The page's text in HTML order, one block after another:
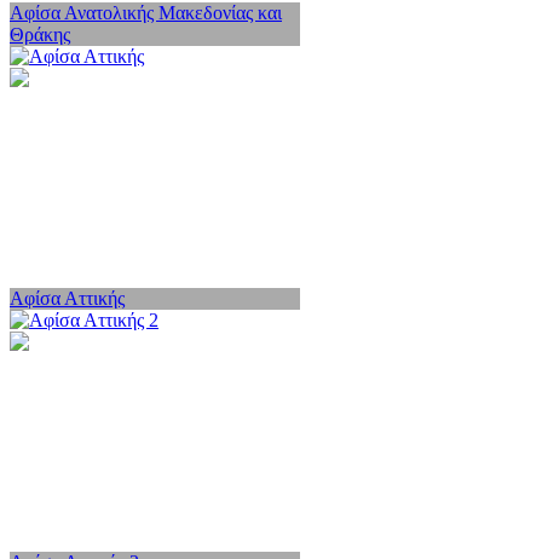
Αφίσα Ανατολικής Μακεδονίας και
Θράκης
Αφίσα Αττικής